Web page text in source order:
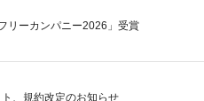
リーカンパニー2026」受賞
、規約改定のお知らせ